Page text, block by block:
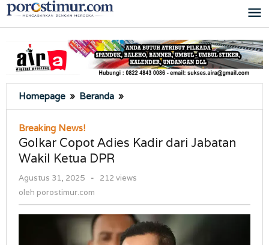
Lewati
ke
Homepage » Beranda »
Copot
Kadir
dari
Wakil
DPR
Breaking News!
Golkar Copot Adies Kadir dari Jabatan
Wakil Ketua DPR
Agustus 31, 2025
oleh
-
212 views
oleh porostimur.com